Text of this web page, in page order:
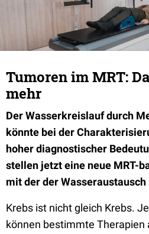
Tumoren im MRT:
mehr
Der Wasserkreislauf durch
könnte bei der
hoher diagnostischer
stellen jetzt eine neue MRT-
mit der der
Krebs ist nicht gleich Krebs.
können bestimmte Therapien